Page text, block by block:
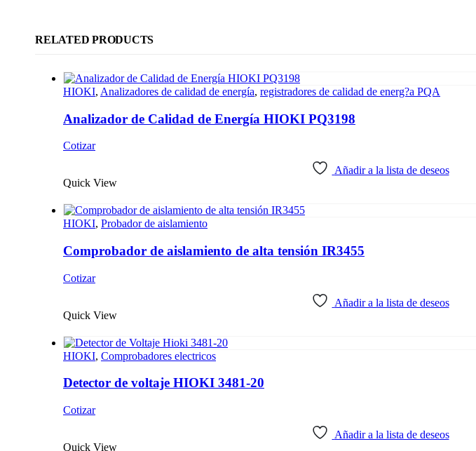
RELATED PRODUCTS
HIOKI, Analizadores de calidad de energía, registradores de calidad de energ?a PQA
Analizador de Calidad de Energía HIOKI PQ3198
Cotizar
Añadir a la lista de deseos
Quick View
HIOKI, Probador de aislamiento
Comprobador de aislamiento de alta tensión IR3455
Cotizar
Añadir a la lista de deseos
Quick View
HIOKI, Comprobadores electricos
Detector de voltaje HIOKI 3481-20
Cotizar
Añadir a la lista de deseos
Quick View